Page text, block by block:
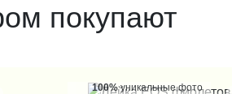
покупают
100%уникальные фото